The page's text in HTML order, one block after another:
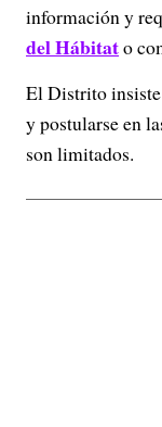
información y
del Hábitato
El Distrito insiste
y postularse en
son limitados.